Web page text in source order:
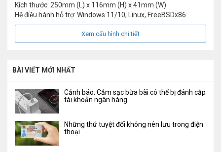
Kích thước: 250mm (L) x 116mm (H) x 41mm (W)
Hệ điều hành hỗ trợ: Windows 11/10, Linux, FreeBSDx86
Xem cấu hình chi tiết
BÀI VIẾT MỚI NHẤT
Cảnh báo: Cắm sạc bừa bãi có thể bị đánh cắp
tài khoản ngân hàng
Những thứ tuyệt đối không nên lưu trong điện
thoại